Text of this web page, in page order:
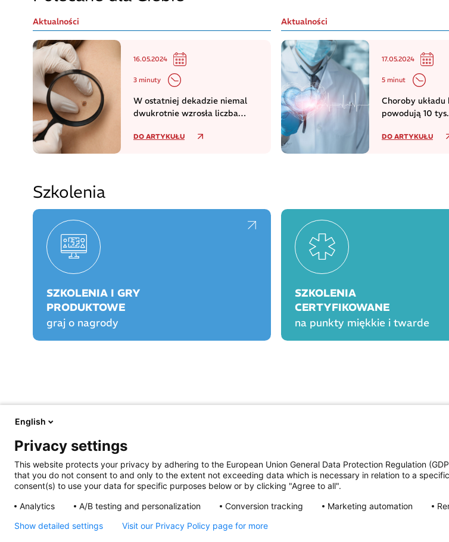
Aktualności
16.05.2024
3 minuty
W ostatniej dekadzie niemal
dwukrotnie wzrosła liczba
DO ARTYKUŁU
Aktualności
17.05.2024
5 minut
Choroby układu
powodują 10
WHO
DO ARTYKUŁU
Szkolenia
SZKOLENIA I GRY
PRODUKTOWE
graj o nagrody
SZKOLENIA
CERTYFIKOWANE
na punkty miękkie i twarde
O nas
Aktualności
Prawo
Opieka farmaceutyczna
Prowadzenie apteki
Archiwum e-wydań
Przydatne linki
Graj o nagrody!
Rankingi
Szkolenia certyfikowane
Regulamin serwisu
Regulamin konkursu Farmacja Play
Regulamin konkursu Lakcid Entero
Regulamin konkursu Biotebal
English
Privacy settings
This website protects your privacy by adhering to the European Union General Data Protection Regulation
that you do not consent to and only to the extent not exceeding data which is necessary in relation to a
consent(s) to use your data for specific purposes below or by clicking "Agree to all".
Analytics
A/B testing and personalization Conversion tracking Marketing automation
Show detailed settings Visit our Privacy Policy page for more